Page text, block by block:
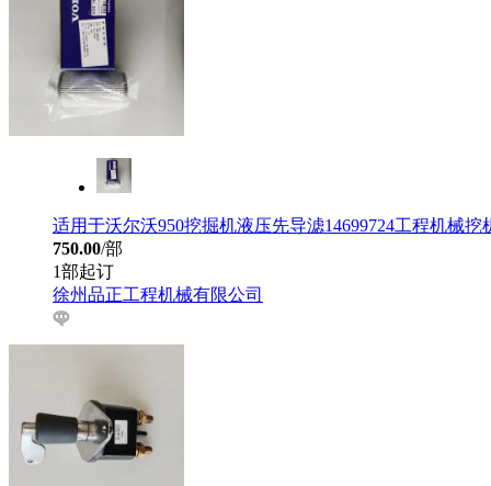
适用于沃尔沃950挖掘机液压先导滤14699724工程机械挖
750.00/部
1部起订
徐州品正工程机械有限公司